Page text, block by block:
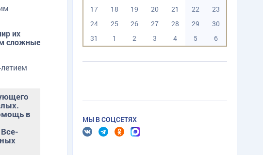
их
сложные
в
17
18 19 20 21 22
23
24
25 26 27 28 29
30
31
1 2 3 4 5 6
МЫ В СОЦСЕТЯХ